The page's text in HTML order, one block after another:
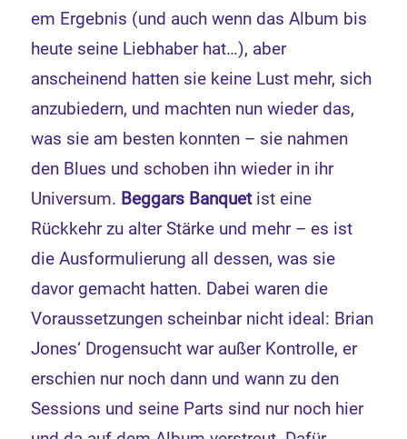
em Ergebnis (und auch wenn das Album bis
heute seine Liebhaber hat…), aber
anscheinend hatten sie keine Lust mehr, sich
anzubiedern, und machten nun wieder das,
was sie am besten konnten – sie nahmen
den Blues und schoben ihn wieder in ihr
Universum. Beggars Banquetist eine
Rückkehr zu alter Stärke und mehr – es ist
die Ausformulierung all dessen, was sie
davor gemacht hatten. Dabei waren die
Voraussetzungen scheinbar nicht ideal: Brian
Jones‘ Drogensucht war außer Kontrolle, er
erschien nur noch dann und wann zu den
Sessions und seine Parts sind nur noch hier